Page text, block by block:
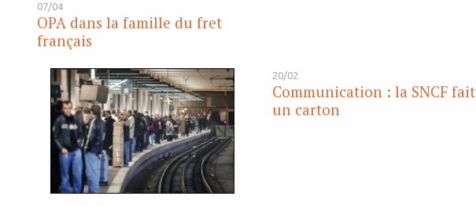
07/04
OPA dans la famille du fret
français
20/02
Communication : la SNCF fait
un carton